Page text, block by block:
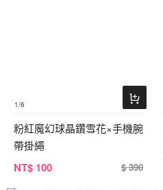
1/6
粉紅魔幻球晶鑽雪花×手機腕
帶掛繩
NT$ 100 $ 390